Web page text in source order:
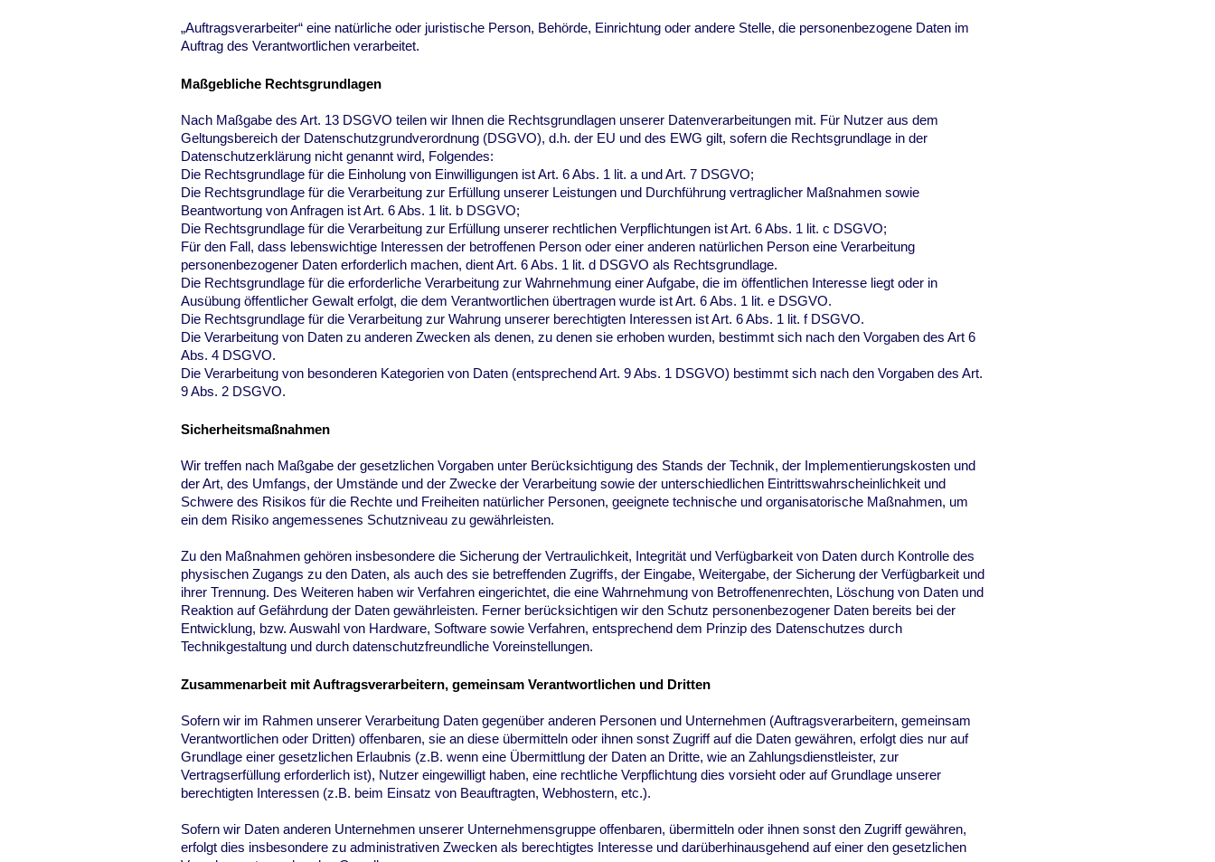
„Auftragsverarbeiter“ eine natürliche oder juristische Person, Behörde, Einrichtung oder andere Stelle, die personenbezogene Daten im
Auftrag des Verantwortlichen verarbeitet.
Maßgebliche Rechtsgrundlagen
Nach Maßgabe des Art. 13 DSGVO teilen wir Ihnen die Rechtsgrundlagen unserer Datenverarbeitungen mit. Für Nutzer aus dem
Geltungsbereich der Datenschutzgrundverordnung (DSGVO), d.h. der EU und des EWG gilt, sofern die Rechtsgrundlage in der
Datenschutzerklärung nicht genannt wird, Folgendes:
Die Rechtsgrundlage für die Einholung von Einwilligungen ist Art. 6 Abs. 1 lit. a und Art. 7 DSGVO;
Die Rechtsgrundlage für die Verarbeitung zur Erfüllung unserer Leistungen und Durchführung vertraglicher Maßnahmen sowie
Beantwortung von Anfragen ist Art. 6 Abs. 1 lit. b DSGVO;
Die Rechtsgrundlage für die Verarbeitung zur Erfüllung unserer rechtlichen Verpflichtungen ist Art. 6 Abs. 1 lit. c DSGVO;
Für den Fall, dass lebenswichtige Interessen der betroffenen Person oder einer anderen natürlichen Person eine Verarbeitung
personenbezogener Daten erforderlich machen, dient Art. 6 Abs. 1 lit. d DSGVO als Rechtsgrundlage.
Die Rechtsgrundlage für die erforderliche Verarbeitung zur Wahrnehmung einer Aufgabe, die im öffentlichen Interesse liegt oder in
Ausübung öffentlicher Gewalt erfolgt, die dem Verantwortlichen übertragen wurde ist Art. 6 Abs. 1 lit. e DSGVO.
Die Rechtsgrundlage für die Verarbeitung zur Wahrung unserer berechtigten Interessen ist Art. 6 Abs. 1 lit. f DSGVO.
Die Verarbeitung von Daten zu anderen Zwecken als denen, zu denen sie erhoben wurden, bestimmt sich nach den Vorgaben des Art 6
Abs. 4 DSGVO.
Die Verarbeitung von besonderen Kategorien von Daten (entsprechend Art. 9 Abs. 1 DSGVO) bestimmt sich nach den Vorgaben des Art.
9 Abs. 2 DSGVO.
Sicherheitsmaßnahmen
Wir treffen nach Maßgabe der gesetzlichen Vorgaben unter Berücksichtigung des Stands der Technik, der Implementierungskosten und
der Art, des Umfangs, der Umstände und der Zwecke der Verarbeitung sowie der unterschiedlichen Eintrittswahrscheinlichkeit und
Schwere des Risikos für die Rechte und Freiheiten natürlicher Personen, geeignete technische und organisatorische Maßnahmen, um
ein dem Risiko angemessenes Schutzniveau zu gewährleisten.
Zu den Maßnahmen gehören insbesondere die Sicherung der Vertraulichkeit, Integrität und Verfügbarkeit von Daten durch Kontrolle des
physischen Zugangs zu den Daten, als auch des sie betreffenden Zugriffs, der Eingabe, Weitergabe, der Sicherung der Verfügbarkeit und
ihrer Trennung. Des Weiteren haben wir Verfahren eingerichtet, die eine Wahrnehmung von Betroffenenrechten, Löschung von Daten und
Reaktion auf Gefährdung der Daten gewährleisten. Ferner berücksichtigen wir den Schutz personenbezogener Daten bereits bei der
Entwicklung, bzw. Auswahl von Hardware, Software sowie Verfahren, entsprechend dem Prinzip des Datenschutzes durch
Technikgestaltung und durch datenschutzfreundliche Voreinstellungen.
Zusammenarbeit mit Auftragsverarbeitern, gemeinsam Verantwortlichen und Dritten
Sofern wir im Rahmen unserer Verarbeitung Daten gegenüber anderen Personen und Unternehmen (Auftragsverarbeitern, gemeinsam
Verantwortlichen oder Dritten) offenbaren, sie an diese übermitteln oder ihnen sonst Zugriff auf die Daten gewähren, erfolgt dies nur auf
Grundlage einer gesetzlichen Erlaubnis (z.B. wenn eine Übermittlung der Daten an Dritte, wie an Zahlungsdienstleister, zur
Vertragserfüllung erforderlich ist), Nutzer eingewilligt haben, eine rechtliche Verpflichtung dies vorsieht oder auf Grundlage unserer
berechtigten Interessen (z.B. beim Einsatz von Beauftragten, Webhostern, etc.).
Sofern wir Daten anderen Unternehmen unserer Unternehmensgruppe offenbaren, übermitteln oder ihnen sonst den Zugriff gewähren,
erfolgt dies insbesondere zu administrativen Zwecken als berechtigtes Interesse und darüberhinausgehend auf einer den gesetzlichen